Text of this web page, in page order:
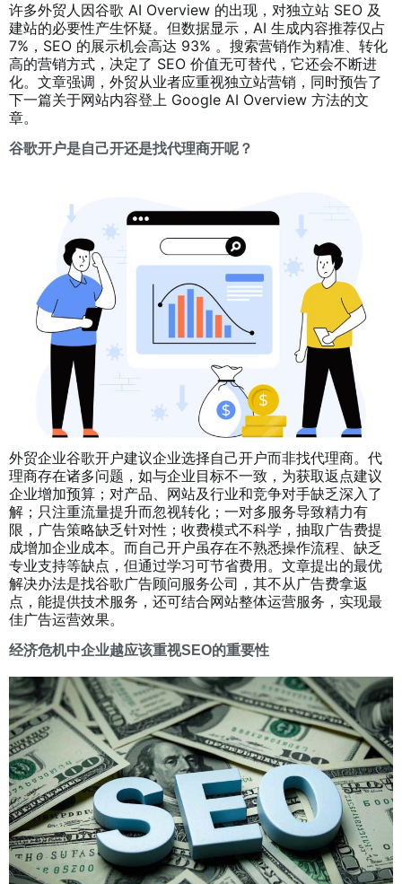
许多外贸人因谷歌 AI Overview 的出现，对独立站 SEO 及
建站的必要性产生怀疑。但数据显示，AI 生成内容推荐仅占
7%，SEO 的展示机会高达 93% 。搜索营销作为精准、转化
高的营销方式，决定了 SEO 价值无可替代，它还会不断进
化。文章强调，外贸从业者应重视独立站营销，同时预告了
下一篇关于网站内容登上 Google AI Overview 方法的文
章。
谷歌开户是自己开还是找代理商开呢？
外贸企业谷歌开户建议企业选择自己开户而非找代理商。代
理商存在诸多问题，如与企业目标不一致，为获取返点建议
企业增加预算；对产品、网站及行业和竞争对手缺乏深入了
解；只注重流量提升而忽视转化；一对多服务导致精力有
限，广告策略缺乏针对性；收费模式不科学，抽取广告费提
成增加企业成本。而自己开户虽存在不熟悉操作流程、缺乏
专业支持等缺点，但通过学习可节省费用。文章提出的最优
解决办法是找谷歌广告顾问服务公司，其不从广告费拿返
点，能提供技术服务，还可结合网站整体运营服务，实现最
佳广告运营效果。
经济危机中企业越应该重视SEO的重要性